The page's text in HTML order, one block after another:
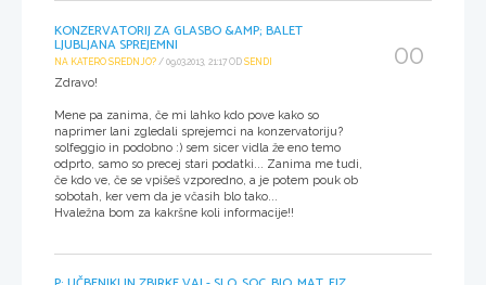
KONZERVATORIJ ZA GLASBO &AMP; BALET
LJUBLJANA SPREJEMNI
NA KATERO SREDNJO? / 09.03.2013, 21:17 OD SENDI
Zdravo!
Mene pa zanima, če mi lahko kdo pove kako so
naprimer lani zgledali sprejemci na konzervatoriju?
solfeggio in podobno :) sem sicer vidla že eno temo
odprto, samo so precej stari podatki... Zanima me tudi,
če kdo ve, če se vpišeš vzporedno, a je potem pouk ob
sobotah, ker vem da je včasih blo tako...
Hvaležna bom za kakršne koli informacije!!
00